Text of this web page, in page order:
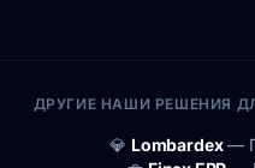
ДРУГИЕ НАШИ РЕШЕНИЯ
💎 Lombardex—